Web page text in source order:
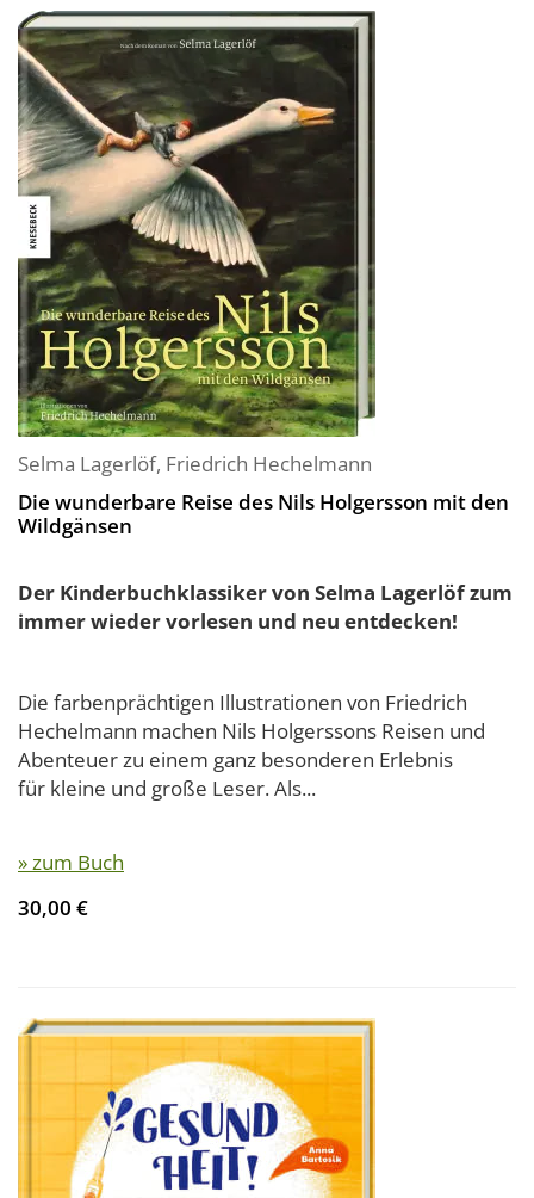
Selma Lagerlöf, Friedrich Hechelmann
Die wunderbare Reise des Nils Holgersson mit den
Wildgänsen
Der Kinderbuchklassiker von Selma Lagerlöf zum
immer wieder vorlesen und neu entdecken!
Die farbenprächtigen Illustrationen von Friedrich
Hechelmann machen Nils Holgerssons Reisen und
Abenteuer zu einem ganz besonderen Erlebnis
für kleine und große Leser. Als...
» zum Buch
30,00 €